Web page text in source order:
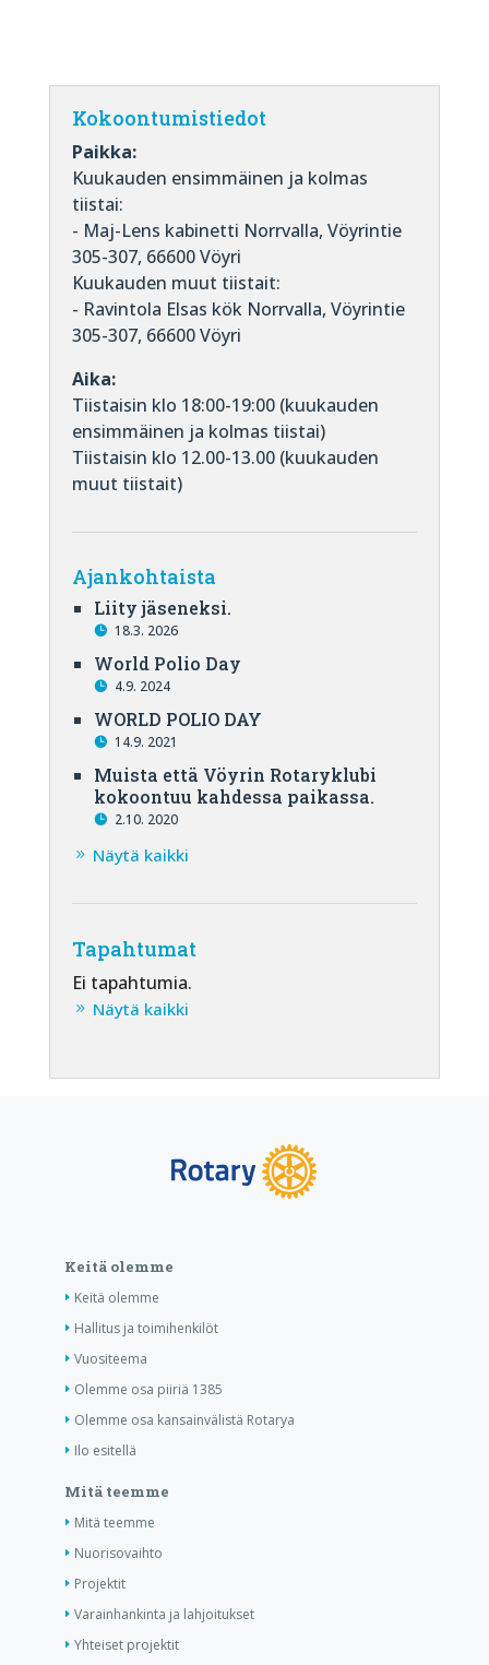
Kokoontumistiedot
Paikka:
Kuukauden ensimmäinen ja kolmas
tiistai:
- Maj-Lens kabinetti Norrvalla, Vöyrintie
305-307, 66600 Vöyri
Kuukauden muut tiistait:
- Ravintola Elsas kök Norrvalla, Vöyrintie
305-307, 66600 Vöyri
Aika:
Tiistaisin klo 18:00-19:00 (kuukauden
ensimmäinen ja kolmas tiistai)
Tiistaisin klo 12.00-13.00 (kuukauden
muut tiistait)
Ajankohtaista
Liity jäseneksi.
18.3. 2026
World Polio Day
4.9. 2024
WORLD POLIO DAY
14.9. 2021
Muista että Vöyrin Rotaryklubi
kokoontuu kahdessa paikassa.
2.10. 2020
Näytä kaikki
Tapahtumat
Ei tapahtumia.
Näytä kaikki
Keitä olemme
Keitä olemme
Hallitus ja toimihenkilöt
Vuositeema
Olemme osa piiriä 1385
Olemme osa kansainvälistä Rotarya
Ilo esitellä
Mitä teemme
Mitä teemme
Nuorisovaihto
Projektit
Varainhankinta ja lahjoitukset
Yhteiset projektit